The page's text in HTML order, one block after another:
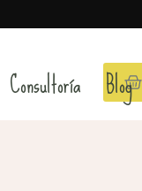
Consultoría Blog